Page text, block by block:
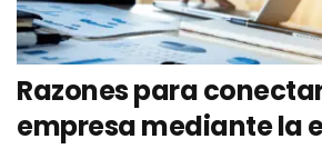
Razones para
empresa mediante la